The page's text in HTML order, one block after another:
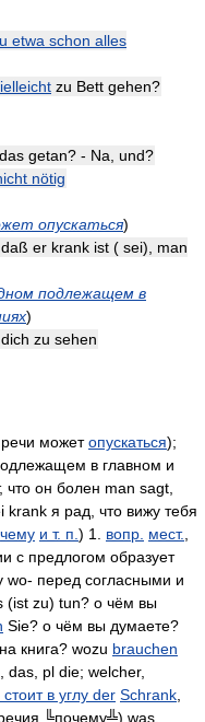
etwa schon alles
zu Bett gehen?
getan? - Na, und?
nötig
опускаться)
er krank ist ( sei), man
подлежащем в
)
zu sehen
можетопускаться);
в главном и
что он болен man sagt,
я рад, что вижу тебя
чему и т. п. ) 1. вопр. мест.
с предлогом образует
перед согласными и
(ist zu) tun? о чём вы
Sie? о чём вы думаете?
книга? wozu brauchen
das, pl die; welcher,
стоит в углу der Schrank
╚почему╩) was,